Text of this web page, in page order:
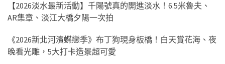
【2026淡水最新活動】千陽號真的開進淡水！6.5米魯夫、
AR集章、淡江大橋夕陽一次拍
《2026新北河濱蝶戀季》布丁狗現身板橋！白天賞花海、夜
晚看光雕，5大打卡造景超可愛